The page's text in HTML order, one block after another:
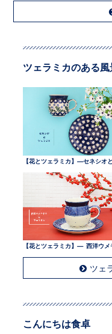
ツェラミカのある風
ツェ
こんにちは食卓